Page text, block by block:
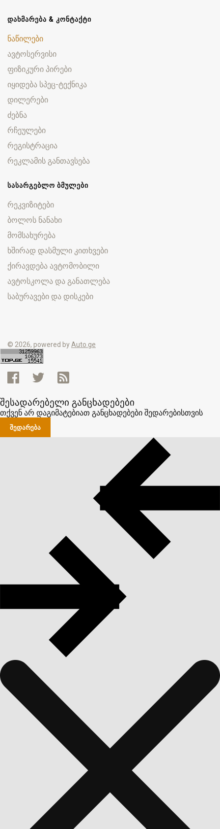
ᲓᲐᲮᲛᲐᲠᲔᲑᲐ & ᲙᲝᲜᲢᲐᲥᲢᲘ
ნაწილები
ავტოსერვისი
ფიზიკური პირები
იყიდება სპეც-ტექნიკა
დილერები
ძებნა
რჩეულები
რეგისტრაცია
რეკლამის განთავსება
ᲡᲐᲡᲐᲠᲒᲔᲑᲚᲝ ᲑᲛᲣᲚᲔᲑᲘ
რეკვიზიტები
ბოლოს ნანახი
მომსახურება
ხშირად დასმული კითხვები
ქირავდება ავტომობილი
ავტოსკოლა და განათლება
საბურავები და დისკები
© 2026, powered byAuto.ge
შესადარებელი განცხადებები
თქვენ არ დაგიმატებიათ განცხადებები შედარებისთვის
ᲨᲔᲓᲐᲠᲔᲑᲐ